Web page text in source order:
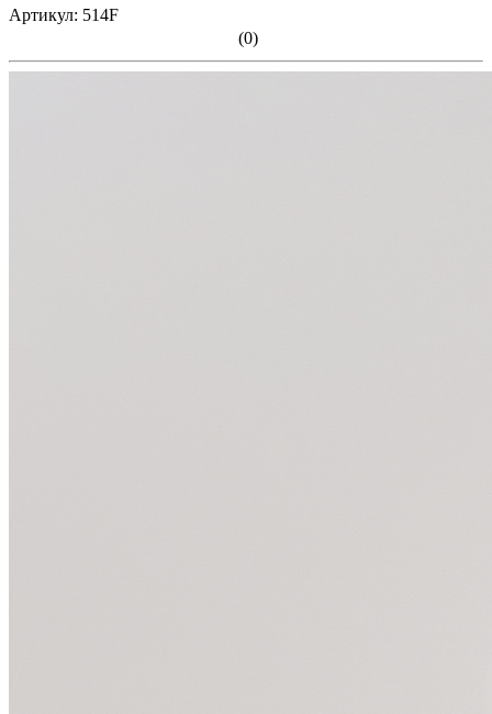
Артикул: 514F
(0)